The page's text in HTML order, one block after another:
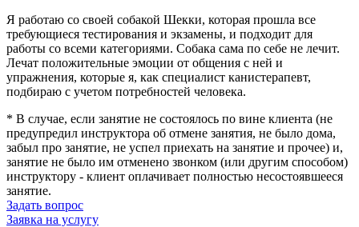
Я работаю со своей собакой Шекки, которая прошла все
требующиеся тестирования и экзамены, и подходит для
работы со всеми категориями. Собака сама по себе не лечит.
Лечат положительные эмоции от общения с ней и
упражнения, которые я, как специалист канистерапевт,
подбираю с учетом потребностей человека.
* В случае, если занятие не состоялось по вине клиента (не
предупредил инструктора об отмене занятия, не было дома,
забыл про занятие, не успел приехать на занятие и прочее) и,
занятие не было им отменено звонком (или другим способом)
инструктору - клиент оплачивает полностью несостоявшееся
занятие.
Задать вопрос
Заявка на услугу